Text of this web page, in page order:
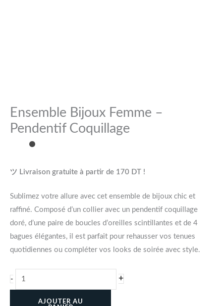
Ensemble Bijoux Femme –
Pendentif Coquillage
ツ Livraison gratuite à partir de 170 DT !
Sublimez votre allure avec cet ensemble de bijoux chic et
raffiné. Composé d’un collier avec un pendentif coquillage
doré, d’une paire de boucles d’oreilles scintillantes et de 4
bagues élégantes, il est parfait pour rehausser vos tenues
quotidiennes ou compléter vos looks de soirée avec style.
- +
AJOUTER AU